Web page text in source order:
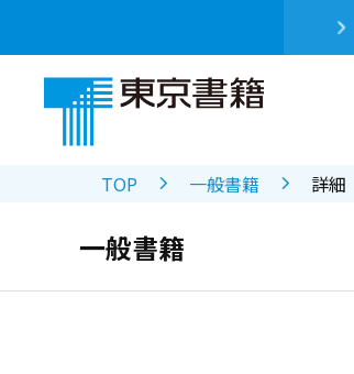
TOP 一般書籍 詳細
一般書籍